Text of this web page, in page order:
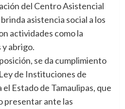
del Centro Asistencial
asistencia social a los
actividades como la
abrigo.
se da cumplimiento
de Instituciones de
Estado de Tamaulipas, que
presentar ante las